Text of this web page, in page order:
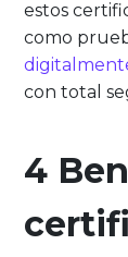
estos
como
con total
4